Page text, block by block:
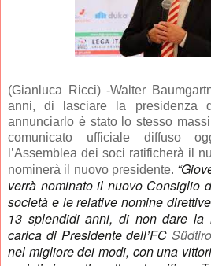
(Gianluca Ricci) -Walter
anni, di lasciare la presidenza
annunciarlo è stato lo stesso
comunicato ufficiale diffuso
l’Assemblea dei soci ratificherà il
nominerà il nuovo presidente.
verrà nominato il nuovo Consiglio
società e le relative nomine
13 splendidi anni, di non dare la
carica di Presidente dell’FC
nel migliore dei modi, con una